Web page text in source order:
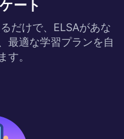
ート
だけで、ELSAがあな
最適な学習プランを自
す。